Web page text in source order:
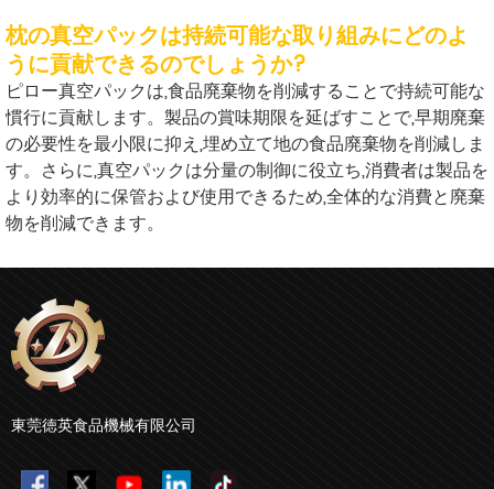
枕の真空パックは持続可能な取り組みにどのよ
うに貢献できるのでしょうか?
ピロー真空パックは,食品廃棄物を削減することで持続可能な
慣行に貢献します。製品の賞味期限を延ばすことで,早期廃棄
の必要性を最小限に抑え,埋め立て地の食品廃棄物を削減しま
す。さらに,真空パックは分量の制御に役立ち,消費者は製品を
より効率的に保管および使用できるため,全体的な消費と廃棄
物を削減できます。
東莞徳英食品機械有限公司